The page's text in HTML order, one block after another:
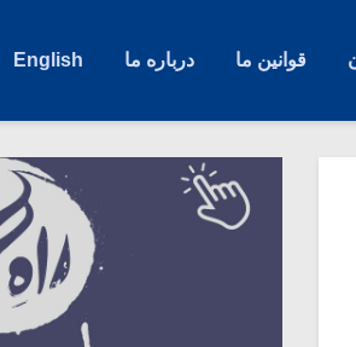
قوانین ما درباره ما English